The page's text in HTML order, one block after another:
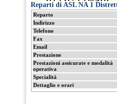
Reparti di ASL NA 1
Reparto
Indirizzo
Telefono
Fax
Email
Prestazione
Prestazioni assicurate e modalità
operativa
Specialità
Dettaglio e orari